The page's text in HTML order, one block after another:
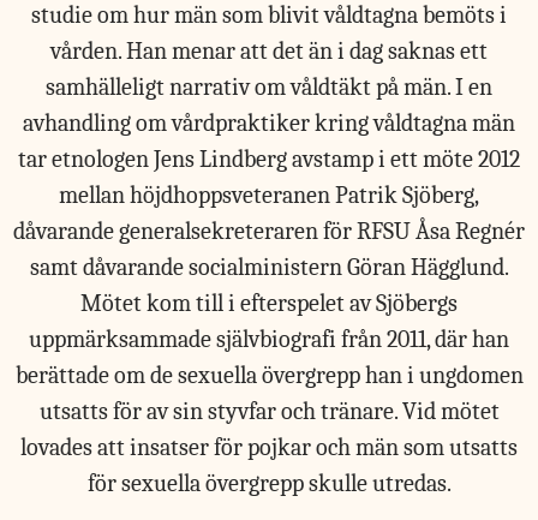
studie om hur män som blivit våldtagna bemöts i
vården. Han menar att det än i dag saknas ett
samhälleligt narrativ om våldtäkt på män. I en
avhandling om vårdpraktiker kring våldtagna män
tar etnologen Jens Lindberg avstamp i ett möte 2012
mellan höjdhoppsveteranen Patrik Sjöberg,
dåvarande generalsekreteraren för RFSU Åsa Regnér
samt dåvarande socialministern Göran Hägglund.
Mötet kom till i efterspelet av Sjöbergs
uppmärksammade självbiografi från 2011, där han
berättade om de sexuella övergrepp han i ungdomen
utsatts för av sin styvfar och tränare. Vid mötet
lovades att insatser för pojkar och män som utsatts
för sexuella övergrepp skulle utredas.